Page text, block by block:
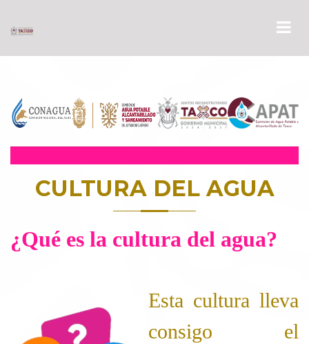
CULTURA DEL AGUA
¿Qué es la cultura del agua?
Esta cultura lleva
consigo el